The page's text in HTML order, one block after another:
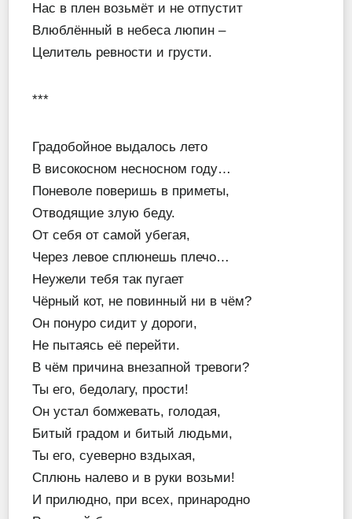
Нас в плен возьмёт и не отпустит
Влюблённый в небеса люпин –
Целитель ревности и грусти.
***
Градобойное выдалось лето
В високосном несносном году…
Поневоле поверишь в приметы,
Отводящие злую беду.
От себя от самой убегая,
Через левое сплюнешь плечо…
Неужели тебя так пугает
Чёрный кот, не повинный ни в чём?
Он понуро сидит у дороги,
Не пытаясь её перейти.
В чём причина внезапной тревоги?
Ты его, бедолагу, прости!
Он устал бомжевать, голодая,
Битый градом и битый людьми,
Ты его, суеверно вздыхая,
Сплюнь налево и в руки возьми!
И прилюдно, при всех, принародно